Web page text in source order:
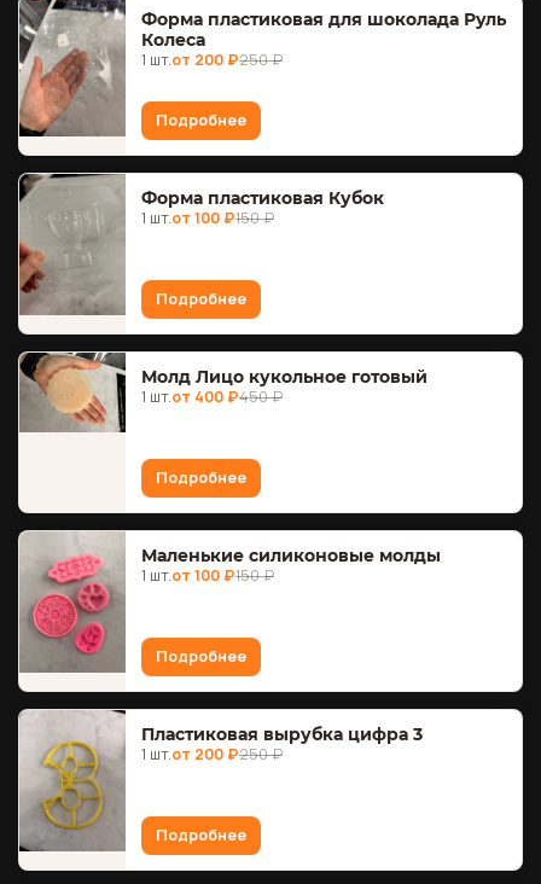
Форма пластиковая для шоколада Руль
Колеса
1 шт.от 200 ₽250 ₽
Подробнее
Форма пластиковая Кубок
1 шт.от 100 ₽150 ₽
Подробнее
Молд Лицо кукольное готовый
1 шт.от 400 ₽450 ₽
Подробнее
Маленькие силиконовые молды
1 шт.от 100 ₽150 ₽
Подробнее
Пластиковая вырубка цифра 3
1 шт.от 200 ₽250 ₽
Подробнее